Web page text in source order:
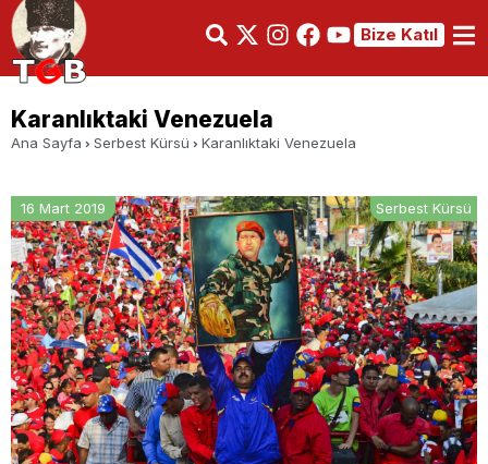
Bize Katıl
Karanlıktaki Venezuela
Ana Sayfa Serbest Kürsü Karanlıktaki Venezuela
16 Mart 2019 Serbest Kürsü